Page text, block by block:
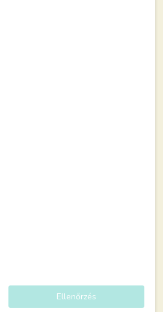
Ellenőrzés